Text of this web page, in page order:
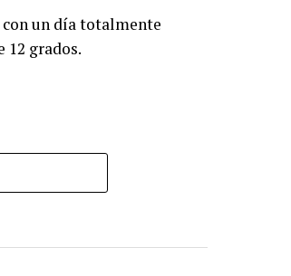
con un día totalmente
12 grados.